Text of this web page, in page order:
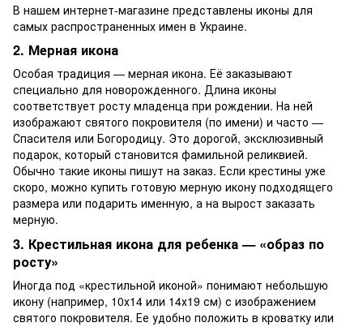
В нашем интернет-магазине представлены иконы для
самых распространенных имен в Украине.
2. Мерная икона
Особая традиция — мерная икона. Её заказывают
специально для новорожденного. Длина иконы
соответствует росту младенца при рождении. На ней
изображают святого покровителя (по имени) и часто —
Спасителя или Богородицу. Это дорогой, эксклюзивный
подарок, который становится фамильной реликвией.
Обычно такие иконы пишут на заказ. Если крестины уже
скоро, можно купить готовую мерную икону подходящего
размера или подарить именную, а на вырост заказать
мерную.
3. Крестильная икона для ребенка — «образ по
росту»
Иногда под «крестильной иконой» понимают небольшую
икону (например, 10х14 или 14х19 см) с изображением
святого покровителя. Ее удобно положить в кроватку или